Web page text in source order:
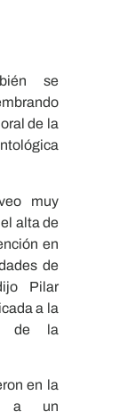
se
de la
muy
alta de
en
de
Pilar
a la
de la
en la
a un